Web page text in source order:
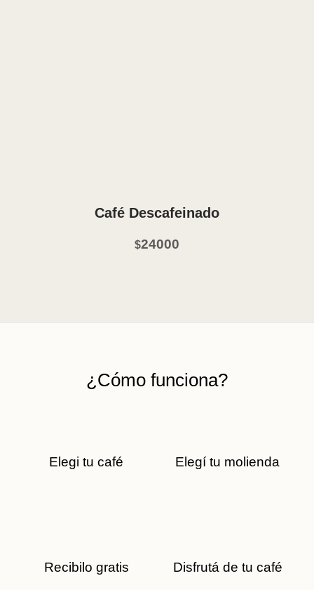
Café Descafeinado
$24000
¿Cómo funciona?
Elegi tu café Elegí tu molienda
Recibilo gratis Disfrutá de tu café